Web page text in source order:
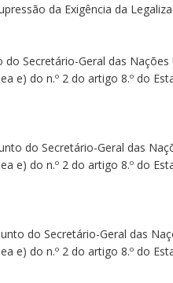
da Exigência da
Secretário-Geral das
e) do n.º 2 do artigo 8.º do
do Secretário-Geral das
e) do n.º 2 do artigo 8.º do
do Secretário-Geral das
e) do n.º 2 do artigo 8.º do